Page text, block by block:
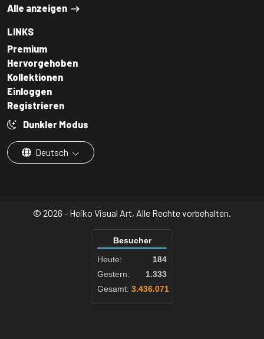
Alle anzeigen
LINKS
Premium
Hervorgehoben
Kollektionen
Einloggen
Registrieren
Dunkler Modus
Deutsch
© 2026 - Heiko Visual Art, Alle Rechte vorbehalten.
Besucher
Heute:
184
Gestern:
1.333
Gesamt: 3.436.071